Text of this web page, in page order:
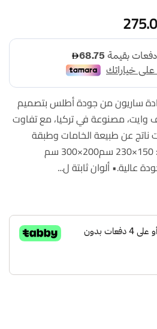
الحالي
هو:
275.00 AED.
ساريون من جودة أطلس بتصميم
وايت، مصنوعة في تركيا، مع تفاوت
عن طبيعة الخامات وطبقة
الظهر. المقاسات المتوفرة: 150×230 سم200×300 سم
عالية.• ألوان ثابتة ل...